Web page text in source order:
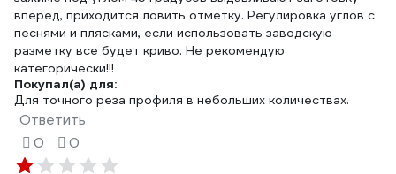
вперед, приходится ловить отметку. Регулировка углов с
песнями и плясками, если использовать заводскую
разметку все будет криво. Не рекомендую
категорически!!!
Покупал(а) для:
Для точного реза профиля в небольших количествах.
Ответить
0
0